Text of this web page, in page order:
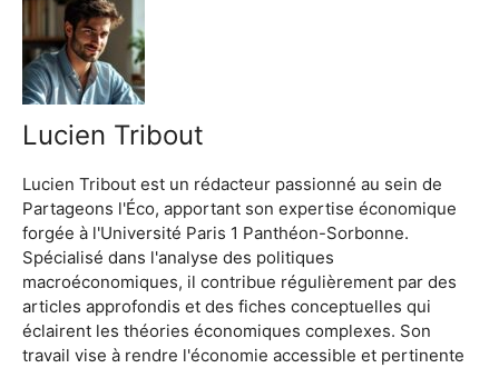
Lucien Tribout
Lucien Tribout est un rédacteur passionné au sein de
Partageons l'Éco, apportant son expertise économique
forgée à l'Université Paris 1 Panthéon-Sorbonne.
Spécialisé dans l'analyse des politiques
macroéconomiques, il contribue régulièrement par des
articles approfondis et des fiches conceptuelles qui
éclairent les théories économiques complexes. Son
travail vise à rendre l'économie accessible et pertinente